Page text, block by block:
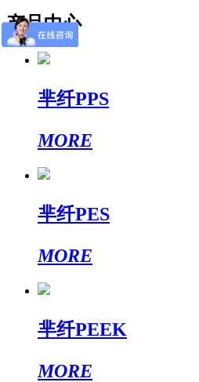
产品中心
芈纤PPS
MORE
芈纤PES
MORE
芈纤PEEK
MORE